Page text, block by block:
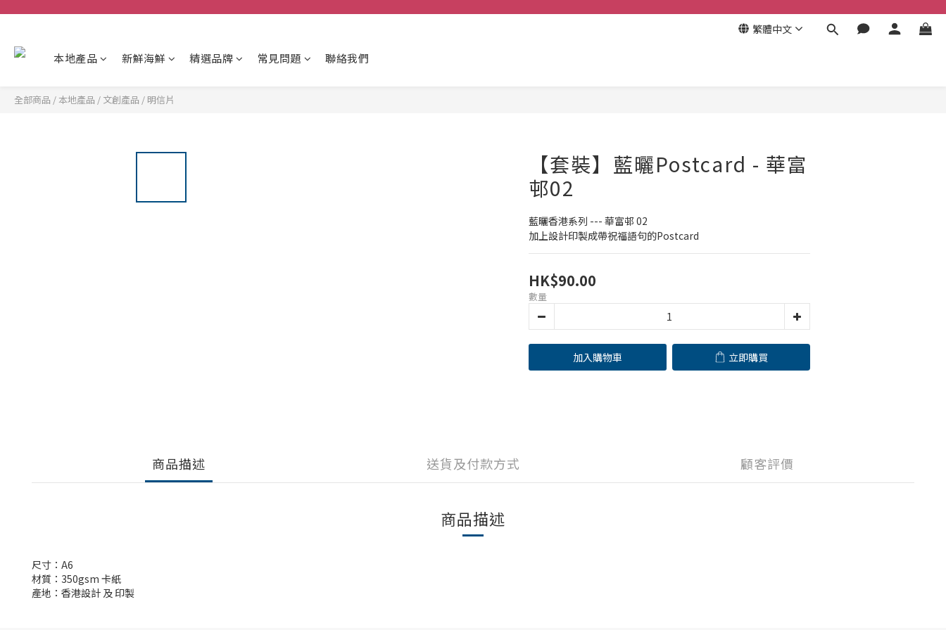
繁體中文
本地產品 新鮮海鮮 精選品牌 常見問題 聯絡我們
全部商品 / 本地產品 / 文創產品 / 明信片
【套裝】藍曬Postcard - 華富
邨02
藍曬香港系列 --- 華富邨 02
加上設計印製成帶祝福語句的Postcard
HK$90.00
數量
加入購物車 立即購買
商品描述 送貨及付款方式 顧客評價
商品描述
尺寸：A6
材質：350gsm 卡紙
產地：香港設計 及 印製